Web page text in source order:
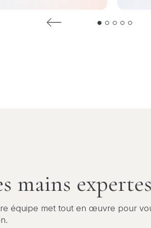
mains expertes
équipe met tout en œuvre pour